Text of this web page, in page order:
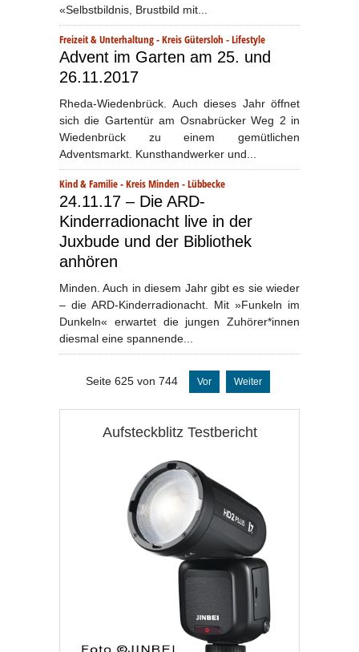
«Selbstbildnis, Brustbild mit...
Freizeit & Unterhaltung-Kreis Gütersloh -Lifestyle
Advent im Garten am 25. und
26.11.2017
Rheda-Wiedenbrück. Auch dieses Jahr öffnet
sich die Gartentür am Osnabrücker Weg 2 in
Wiedenbrück zu einem gemütlichen
Adventsmarkt. Kunsthandwerker und...
Kind & Familie-Kreis Minden - Lübbecke
24.11.17 – Die ARD-
Kinderradionacht live in der
Juxbude und der Bibliothek
anhören
Minden. Auch in diesem Jahr gibt es sie wieder
– die ARD-Kinderradionacht. Mit »Funkeln im
Dunkeln« erwartet die jungen Zuhörer*innen
diesmal eine spannende...
Seite 625 von 744 Vor Weiter
Aufsteckblitz Testbericht